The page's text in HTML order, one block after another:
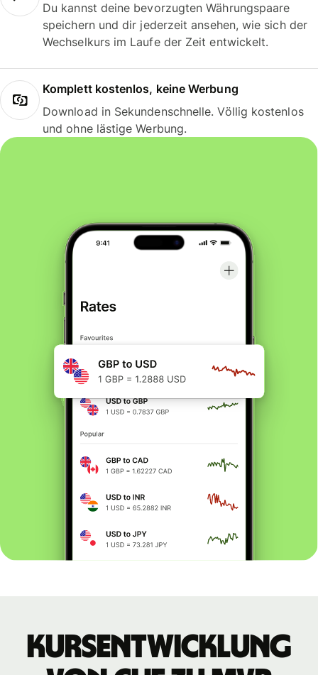
Du kannst deine bevorzugten Währungspaare
speichern und dir jederzeit ansehen, wie sich der
Wechselkurs im Laufe der Zeit entwickelt.
Komplett kostenlos, keine Werbung
Download in Sekundenschnelle. Völlig kostenlos
und ohne lästige Werbung.
Kursentwicklung